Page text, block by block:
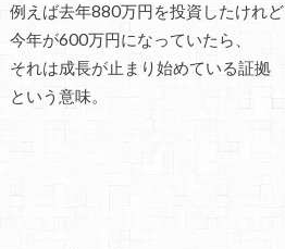
例えば去年880万円を投資したけれど
今年が600万円になっていたら、
それは成長が止まり始めている証拠
という意味。